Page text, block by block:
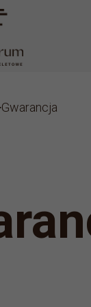
Gwarancja